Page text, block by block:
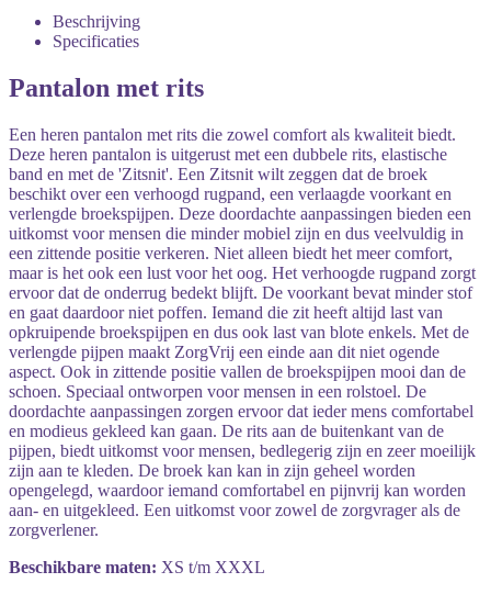
Beschrijving
Specificaties
Pantalon met rits
Een heren pantalon met rits die zowel comfort als kwaliteit biedt.
Deze heren pantalon is uitgerust met een dubbele rits, elastische
band en met de 'Zitsnit'. Een Zitsnit wilt zeggen dat de broek
beschikt over een verhoogd rugpand, een verlaagde voorkant en
verlengde broekspijpen. Deze doordachte aanpassingen bieden een
uitkomst voor mensen die minder mobiel zijn en dus veelvuldig in
een zittende positie verkeren. Niet alleen biedt het meer comfort,
maar is het ook een lust voor het oog. Het verhoogde rugpand zorgt
ervoor dat de onderrug bedekt blijft. De voorkant bevat minder stof
en gaat daardoor niet poffen. Iemand die zit heeft altijd last van
opkruipende broekspijpen en dus ook last van blote enkels. Met de
verlengde pijpen maakt ZorgVrij een einde aan dit niet ogende
aspect. Ook in zittende positie vallen de broekspijpen mooi dan de
schoen. Speciaal ontworpen voor mensen in een rolstoel. De
doordachte aanpassingen zorgen ervoor dat ieder mens comfortabel
en modieus gekleed kan gaan. De rits aan de buitenkant van de
pijpen, biedt uitkomst voor mensen, bedlegerig zijn en zeer moeilijk
zijn aan te kleden. De broek kan kan in zijn geheel worden
opengelegd, waardoor iemand comfortabel en pijnvrij kan worden
aan- en uitgekleed. Een uitkomst voor zowel de zorgvrager als de
zorgverlener.
Beschikbare maten: XS t/m XXXL